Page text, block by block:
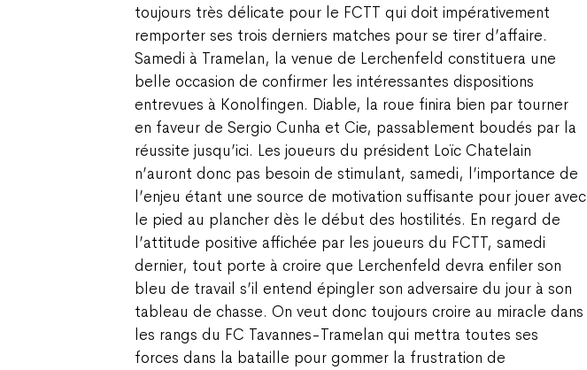
toujours très délicate pour le FCTT qui doit impérativement
remporter ses trois derniers matches pour se tirer d’affaire.
Samedi à Tramelan, la venue de Lerchenfeld constituera une
belle occasion de confirmer les intéressantes dispositions
entrevues à Konolfingen. Diable, la roue finira bien par tourner
en faveur de Sergio Cunha et Cie, passablement boudés par la
réussite jusqu’ici. Les joueurs du président Loïc Chatelain
n’auront donc pas besoin de stimulant, samedi, l’importance de
l’enjeu étant une source de motivation suffisante pour jouer avec
le pied au plancher dès le début des hostilités. En regard de
l’attitude positive affichée par les joueurs du FCTT, samedi
dernier, tout porte à croire que Lerchenfeld devra enfiler son
bleu de travail s’il entend épingler son adversaire du jour à son
tableau de chasse. On veut donc toujours croire au miracle dans
les rangs du FC Tavannes-Tramelan qui mettra toutes ses
forces dans la bataille pour gommer la frustration de